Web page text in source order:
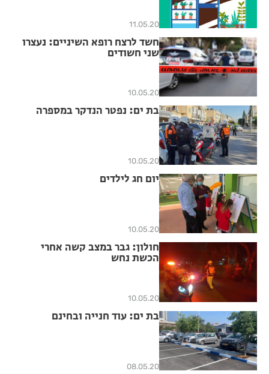
11.05.20
חשד לרצח רופא השיניים: נעצרו
שני חשודים
10.05.20
בת ים: נפטר הנדקר במספרה
10.05.20
יום חג לילדים
10.05.20
חולון: גבר במצב קשה אחרי
הכשת נחש
10.05.20
בת ים: עוד חנייה ובחינם
08.05.20